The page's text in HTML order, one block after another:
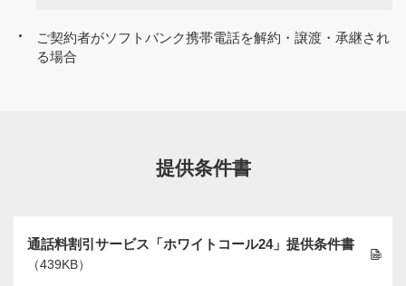
ご契約者がソフトバンク携帯電話を解約・譲渡・承継され
る場合
提供条件書
通話料割引サービス「ホワイトコール24」提供条件書
（439KB）